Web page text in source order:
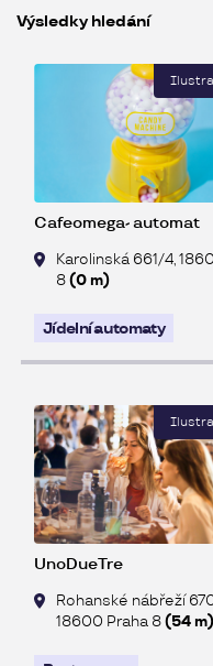
Výsledky hledání
Cafeomega- automat
Karolinská 661/4,
8(0 m)
Jídelní automaty
UnoDueTre
Rohanské nábřeží
18600 Praha 8(54 m)